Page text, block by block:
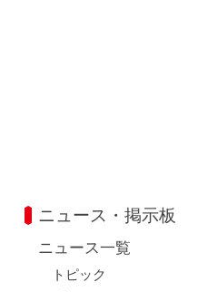
ニュース・掲示板
ニュース一覧
トピック